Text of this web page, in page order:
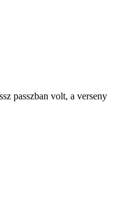
passzban volt, a verseny